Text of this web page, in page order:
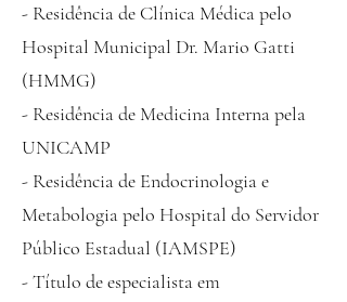
- ⁠Residência de Clínica Médica pelo
Hospital Municipal Dr. Mario Gatti
(HMMG)
- Residência de Medicina Interna pela
UNICAMP
- Residência de Endocrinologia e
Metabologia pelo Hospital do Servidor
Público Estadual (IAMSPE)
- Título de especialista em